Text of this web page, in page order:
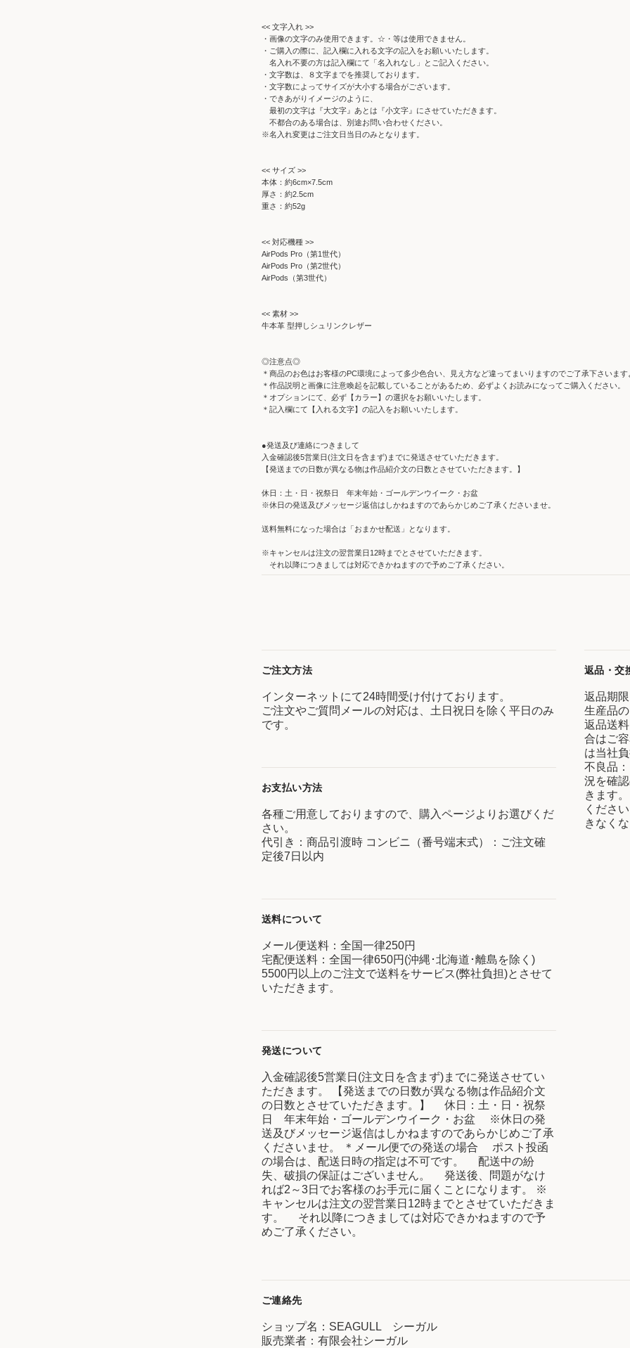
<< 文字入れ >>
・画像の文字のみ使用できます。☆・等は使用できません。
・ご購入の際に、記入欄に入れる文字の記入をお願いいたします。
名入れ不要の方は記入欄にて「名入れなし」とご記入ください。
・文字数は、８文字までを推奨しております。
・文字数によってサイズが大小する場合がございます。
・できあがりイメージのように、
最初の文字は『大文字』あとは『小文字』にさせていただきます。
不都合のある場合は、別途お問い合わせください。
※名入れ変更はご注文日当日のみとなります。
<< サイズ >>
本体：約6cm×7.5cm
厚さ：約2.5cm
重さ：約52g
<< 対応機種 >>
AirPods Pro（第1世代）
AirPods Pro（第2世代）
AirPods（第3世代）
<< 素材 >>
牛本革 型押しシュリンクレザー
◎注意点◎
＊商品のお色はお客様のPC環境によって多少色合い、見え方など違ってまいりますのでご了承下さいます
＊作品説明と画像に注意喚起を記載していることがあるため、必ずよくお読みになってご購入ください。
＊オプションにて、必ず【カラー】の選択をお願いいたします。
＊記入欄にて【入れる文字】の記入をお願いいたします。
●発送及び連絡につきまして
入金確認後5営業日(注文日を含まず)までに発送させていただきます。
【発送までの日数が異なる物は作品紹介文の日数とさせていただきます。】
休日：土・日・祝祭日 年末年始・ゴールデンウイーク・お盆
※休日の発送及びメッセージ返信はしかねますのであらかじめご了承くださいませ。
送料無料になった場合は「おまかせ配送」となります。
※キャンセルは注文の翌営業日12時までとさせていただきます。
それ以降につきましては対応できかねますので予めご了承ください。
ご注文方法
インターネットにて24時間受け付けております。
ご注文やご質問メールの対応は、土日祝日を除く平日のみ
です。
お支払い方法
各種ご用意しておりますので、購入ページよりお選びくだ
さい。
代引き：商品引渡時 コンビニ（番号端末式）：ご注文確
定後7日以内
送料について
メール便送料：全国一律250円
宅配便送料：全国一律650円(沖縄･北海道･離島を除く)
5500円以上のご注文で送料をサービス(弊社負担)とさせて
いただきます。
発送について
入金確認後5営業日(注文日を含まず)までに発送させてい
ただきます。 【発送までの日数が異なる物は作品紹介文
の日数とさせていただきます。】 休日：土・日・祝祭
日 年末年始・ゴールデンウイーク・お盆 ※休日の発
送及びメッセージ返信はしかねますのであらかじめご了承
くださいませ。 ＊メール便での発送の場合 ポスト投函
の場合は、配送日時の指定は不可です。 配送中の紛
失、破損の保証はございません。 発送後、問題がなけ
れば2～3日でお客様のお手元に届くことになります。 ※
キャンセルは注文の翌営業日12時までとさせていただきま
す。 それ以降につきましては対応できかねますので予
めご了承ください。
返品・交
返品期
生産品
返品送
合はご
は当社
不良品
況を確
きます
くださ
きなく
ご連絡先
ショップ名：SEAGULL シーガル
販売業者：有限会社シーガル